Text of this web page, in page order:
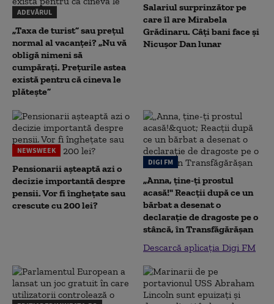
ADEVĂRUL
„Taxa de turist” sau prețul
normal al vacanței? „Nu vă
obligă nimeni să
cumpărați. Prețurile astea
există pentru că cineva le
plătește”
Salariul surprinzător pe
care îl are Mirabela
Grădinaru. Câţi bani face şi
Nicuşor Dan lunar
NEWSWEEK
Pensionarii așteaptă azi o
decizie importantă despre
pensii. Vor fi înghețate sau
crescute cu 200 lei?
DIGI FM
„Anna, ţine-ţi prostul
acasă!" Reacţii după ce un
bărbat a desenat o
declaraţie de dragoste pe o
stâncă, în Transfăgărăşan
Descarcă aplicația Digi FM